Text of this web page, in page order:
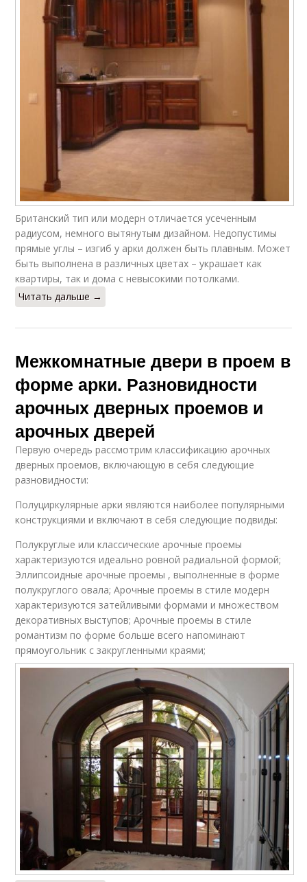
Британский тип или модерн отличается усеченным
радиусом, немного вытянутым дизайном. Недопустимы
прямые углы – изгиб у арки должен быть плавным. Может
быть выполнена в различных цветах – украшает как
квартиры, так и дома с невысокими потолками.
Читать дальше →
Межкомнатные двери в проем в
форме арки. Разновидности
арочных дверных проемов и
арочных дверей
Первую очередь рассмотрим классификацию арочных
дверных проемов, включающую в себя следующие
разновидности:
Полуциркулярные арки являются наиболее популярными
конструкциями и включают в себя следующие подвиды:
Полукруглые или классические арочные проемы
характеризуются идеально ровной радиальной формой;
Эллипсоидные арочные проемы , выполненные в форме
полукруглого овала; Арочные проемы в стиле модерн
характеризуются затейливыми формами и множеством
декоративных выступов; Арочные проемы в стиле
романтизм по форме больше всего напоминают
прямоугольник с закругленными краями;